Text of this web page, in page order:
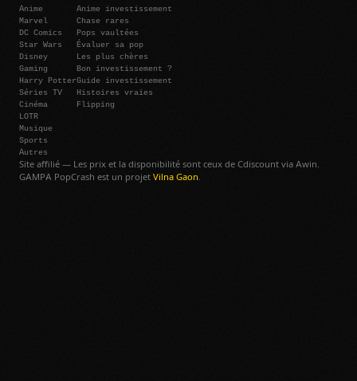
Anime
Marvel
DC Comics
Star Wars
Disney
Gaming
Harry Potter
Séries TV
Cinéma
LOTR
Musique
Sports
Autres
Anime investissement
Chase rares
Pops vaultées
Évaluer sa pop
Les plus chères
Bon investissement ?
Guide investissement
Histoires vraies
Flipping
Site affilié — Les prix et la disponibilité sont ceux de Cdiscount via Awin.
GAMPA PopCrash est un projet Vilna Gaon